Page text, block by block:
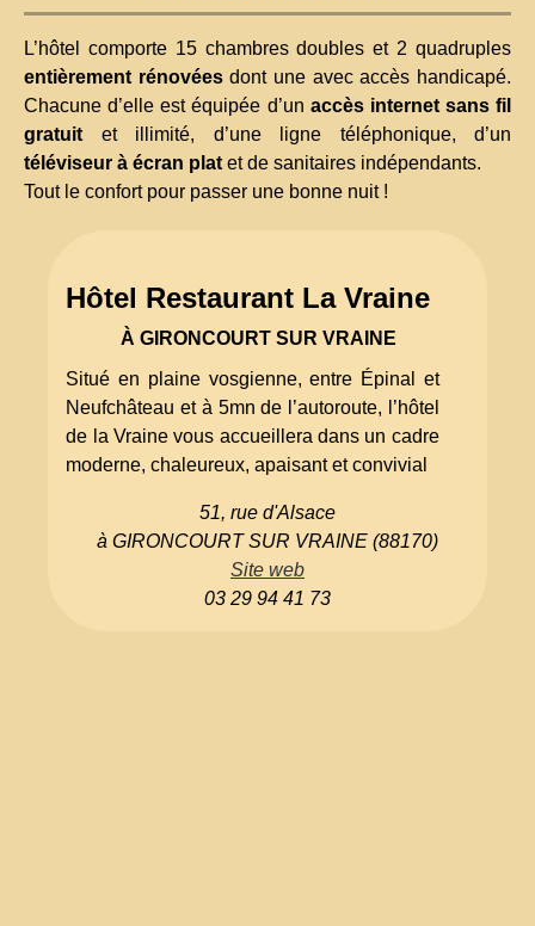
L’hôtel comporte 15 chambres doubles et 2 quadruples
entièrement rénovéesdont une avec accès handicapé.
Chacune d’elle est équipée d’un accès internet sans fil
gratuit et illimité, d’une ligne téléphonique, d’un
téléviseur à écran plat et de sanitaires indépendants.
Tout le confort pour passer une bonne nuit !
Hôtel Restaurant La Vraine
À GIRONCOURT SUR VRAINE
Situé en plaine vosgienne, entre Épinal et
Neufchâteau et à 5mn de l’autoroute, l’hôtel
de la Vraine vous accueillera dans un cadre
moderne, chaleureux, apaisant et convivial
51, rue d'Alsace
à GIRONCOURT SUR VRAINE (88170)
Site web
03 29 94 41 73